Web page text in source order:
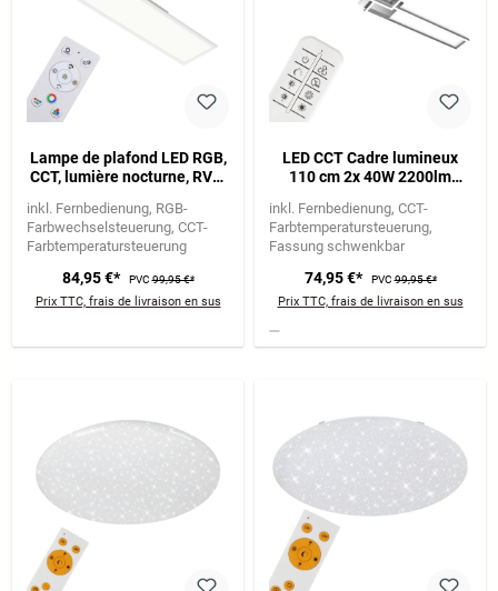
Lampe de plafond LED RGB,
CCT, lumière nocturne, RVB,
dimmable
inkl. Fernbedienung RGB-
Farbwechselsteuerung CCT-
Farbtemperatursteuerung
84,95 €* PVC99,95 €*
Prix TTC, frais de livraison en sus
LED CCT Cadre lumineux
110 cm 2x 40W 2200lm
inkl. Fernbedienung CCT-
Farbtemperatursteuerung
Fassung schwenkbar
74,95 €* PVC99,95 €*
Prix TTC, frais de livraison en sus